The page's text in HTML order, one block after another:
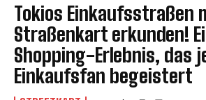
Tokios Einkaufsstraßen
Straßenkart erkunden!
Shopping-Erlebnis, das
Einkaufsfan begeistert